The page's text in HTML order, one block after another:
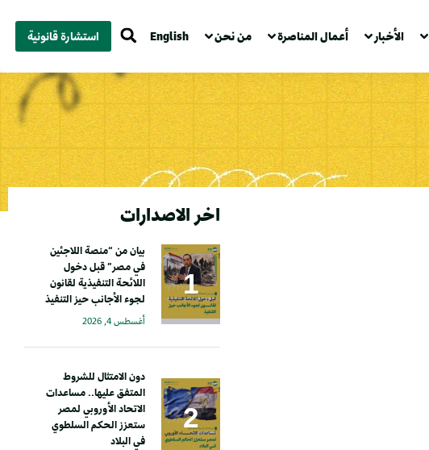
الأخبار أعمال المناصرة من نحن English استشارة قانونية
اخر الاصدارات
بيان من “منصة اللاجئين
في مصر” قبل دخول
اللائحة التنفيذية لقانون
لجوء الأجانب حيز التنفيذ
أغسطس 4, 2026
دون الامتثال للشروط
المتفق عليها.. مساعدات
الاتحاد الأوروبي لمصر
ستعزز الحكم السلطوي
في البلاد